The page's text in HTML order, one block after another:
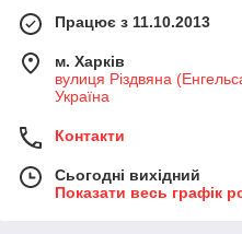
Працює з 11.10.2013
м. Харків
вулиця Різдвяна
Україна
Контакти
Сьогодні вихідний
Показати весь графік